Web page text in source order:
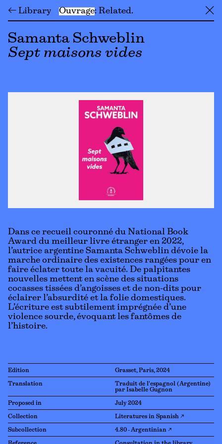
← Library Ouvrage Related ╳
Samanta Schweblin
Sept maisons vides
Dans ce recueil couronné du National Book
Award du meilleur livre étranger en 2022,
l’autrice argentine Samanta Schweblin dévoie la
marche ordinaire des existences rangées pour en
faire éclater toute la vacuité. De palpitantes
nouvelles mettent en scène des situations
cocasses tissées d’angoisses et de non-dits pour
éclairer l’absurdité et la folie domestiques.
L’écriture est subtilement imprégnée d’une
violence sourde, évoquant les fantômes de
l’histoire.
Edition Grasset, Paris, 2024
Translation
Traduit de l'espagnol (Argentine)
par Isabelle Gugnon
Proposed in July 2024
Collection Literatures in Spanish ↗
Subcollection 4.80 - Argentinian ↗